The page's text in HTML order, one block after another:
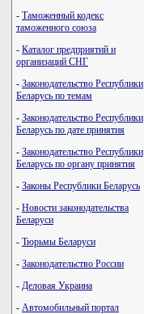
- Таможенный кодекс
таможенного союза
- Каталог предприятий и
организаций СНГ
- Законодательство Республики
Беларусь по темам
- Законодательство Республики
Беларусь по дате принятия
- Законодательство Республики
Беларусь по органу принятия
- Законы Республики Беларусь
- Новости законодательства
Беларуси
- Тюрьмы Беларуси
- Законодательство России
- Деловая Украина
- Автомобильный портал